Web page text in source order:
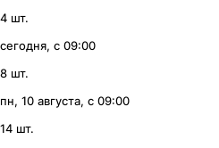
4 шт.
сегодня, с 09:00
8 шт.
пн, 10 августа, с 09:00
14 шт.